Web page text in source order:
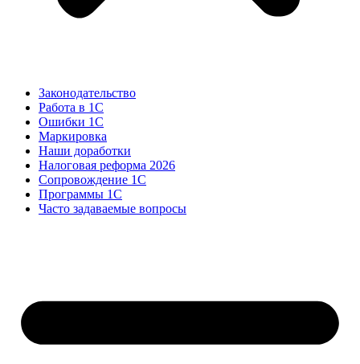
Законодательство
Работа в 1С
Ошибки 1С
Маркировка
Наши доработки
Налоговая реформа 2026
Сопровождение 1С
Программы 1С
Часто задаваемые вопросы